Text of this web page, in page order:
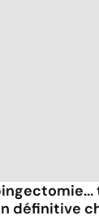
définitive